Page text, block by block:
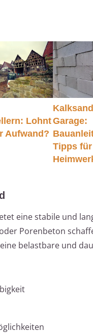
Lohnt
Aufwand?
Garage:
Tipps für
eine stabile und
Porenbeton
belastbare und